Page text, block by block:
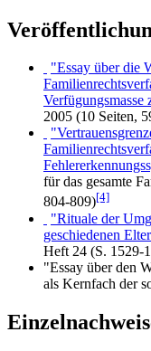
"Essay über die
Verfügungsmasse
2005 (10 Seiten,
für das gesamte
804-809)[4]
"Rituale der
geschiedenen
Heft 24 (S. 1529-
"Essay über den
als Kernfach der